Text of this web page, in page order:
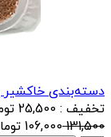
دسته‌بندی
تخفیف : 25,500 تومان
131,500
106,000